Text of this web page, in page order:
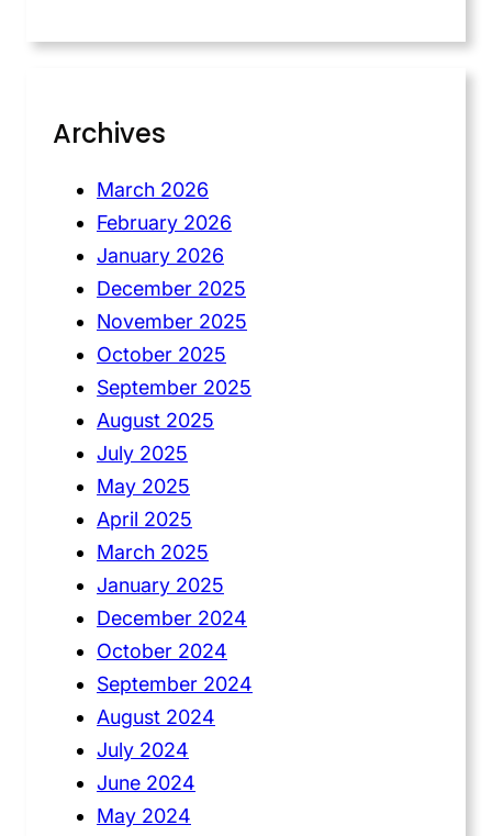
Archives
March 2026
February 2026
January 2026
December 2025
November 2025
October 2025
September 2025
August 2025
July 2025
May 2025
April 2025
March 2025
January 2025
December 2024
October 2024
September 2024
August 2024
July 2024
June 2024
May 2024